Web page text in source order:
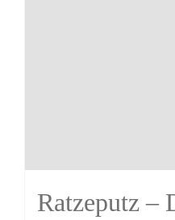
Ratzeputz –